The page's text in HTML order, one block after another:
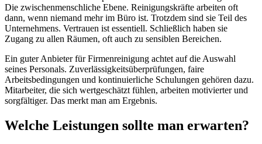
Die zwischenmenschliche Ebene. Reinigungskräfte arbeiten oft
dann, wenn niemand mehr im Büro ist. Trotzdem sind sie Teil des
Unternehmens. Vertrauen ist essentiell. Schließlich haben sie
Zugang zu allen Räumen, oft auch zu sensiblen Bereichen.
Ein guter Anbieter für Firmenreinigung achtet auf die Auswahl
seines Personals. Zuverlässigkeitsüberprüfungen, faire
Arbeitsbedingungen und kontinuierliche Schulungen gehören dazu.
Mitarbeiter, die sich wertgeschätzt fühlen, arbeiten motivierter und
sorgfältiger. Das merkt man am Ergebnis.
Welche Leistungen sollte man erwarten?